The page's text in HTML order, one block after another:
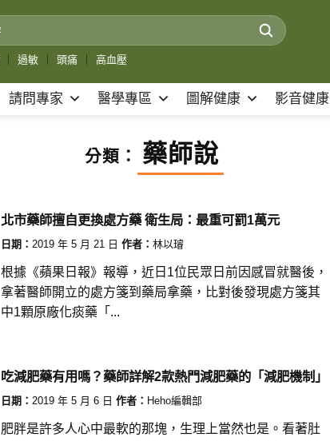
過敏 頭痛 高血壓
請問專家 醫學專區 圖解健康 影音健康
分類： 藥師說
北市藥師擅自更換處方藥 衛生局：最重可罰1萬元
日期： 2019 年 5 月 21 日 作者： 林以璿
根據《蘋果日報》報導，近日1位民眾日前因感冒就醫後，
拿著醫師開立的處方箋到藥局拿藥，比對後發現處方箋其
中1顆原廠化痰藥「...
吃減肥藥有用嗎？藥師詳解2款熱門減肥藥的「減肥機制」
日期： 2019 年 5 月 6 日 作者： Heho編輯部
肥胖是許多人心中最軟的那塊，生理上當然也是。看著肚